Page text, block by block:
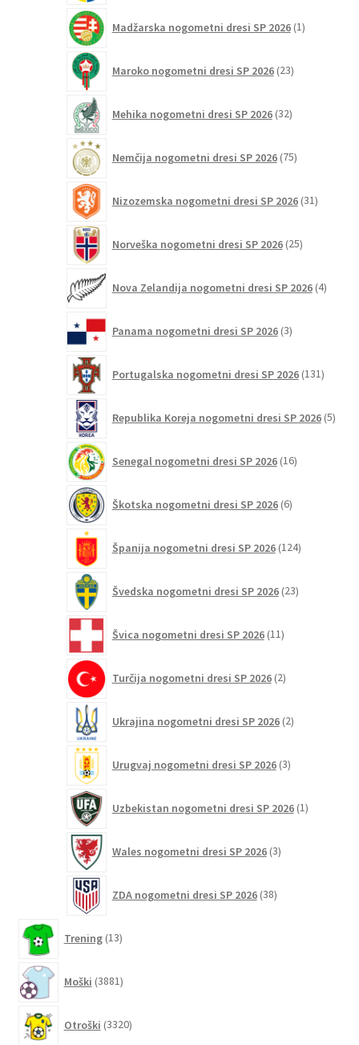
Madžarska nogometni dresi SP 2026 1izdelek
Maroko nogometni dresi SP 2026 23izdelkov
Mehika nogometni dresi SP 2026 32izdelkov
Nemčija nogometni dresi SP 2026 75izdelkov
Nizozemska nogometni dresi SP 2026 31izdelkov
Norveška nogometni dresi SP 2026 25izdelkov
Nova Zelandija nogometni dresi SP 2026 4izdelki
Panama nogometni dresi SP 2026 3izdelki
Portugalska nogometni dresi SP 2026 131
Republika Koreja nogometni dresi SP 2026 5
Senegal nogometni dresi SP 2026 16izdelkov
Škotska nogometni dresi SP 2026 6izdelkov
Španija nogometni dresi SP 2026 124izdelkov
Švedska nogometni dresi SP 2026 23izdelkov
Švica nogometni dresi SP 2026 11izdelkov
Turčija nogometni dresi SP 2026 2izdelka
Ukrajina nogometni dresi SP 2026 2izdelka
Urugvaj nogometni dresi SP 2026 3izdelki
Uzbekistan nogometni dresi SP 2026 1izdelek
Wales nogometni dresi SP 2026 3izdelki
ZDA nogometni dresi SP 2026 38izdelkov
Trening 13izdelkov
Moški 3881izdelkov
Otroški 3320izdelkov